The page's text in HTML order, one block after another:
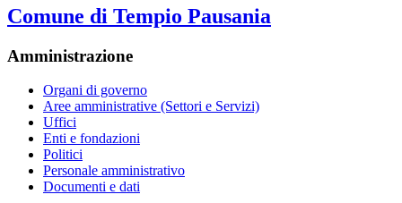
Comune di Tempio Pausania
Amministrazione
Organi di governo
Aree amministrative (Settori e Servizi)
Uffici
Enti e fondazioni
Politici
Personale amministrativo
Documenti e dati